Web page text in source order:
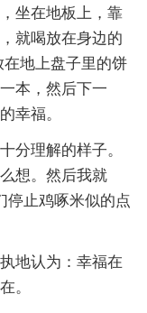
坐在地板上，靠
就喝放在身边的
地上盘子里的饼
本，然后下一
幸福。
分理解的样子。
想。然后我就
停止鸡啄米似的点
地认为：幸福在
。